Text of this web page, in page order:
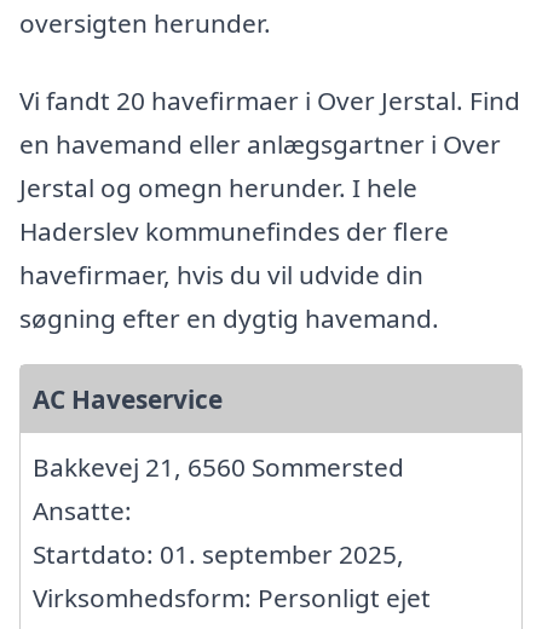
oversigten herunder.
Vi fandt 20 havefirmaer i Over Jerstal. Find
en havemand eller anlægsgartner i Over
Jerstal og omegn herunder. I hele
Haderslev kommunefindes der flere
havefirmaer, hvis du vil udvide din
søgning efter en dygtig havemand.
AC Haveservice
Bakkevej 21, 6560 Sommersted
Ansatte:
Startdato: 01. september 2025,
Virksomhedsform: Personligt ejet